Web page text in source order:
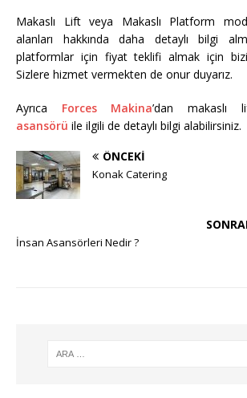
Makaslı Lift veya Makaslı Platform
alanları hakkında daha detaylı bilgi
platformlar için fiyat teklifi almak için bizi
Sizlere hizmet vermekten de onur duyarız.
Ayrıca Forces Makina’dan makaslı
asansörü ile ilgili de detaylı bilgi alabilirsiniz.
ÖNCEKI
Konak Catering
İnsan Asansörleri Nedir ?